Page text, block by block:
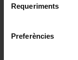
consultar la
Requeriments
Preferències
Notícies
Avisos